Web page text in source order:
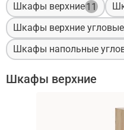
Шкафы верхние11
Шкафы верхние
Шкафы напольные
Шкафы верхние